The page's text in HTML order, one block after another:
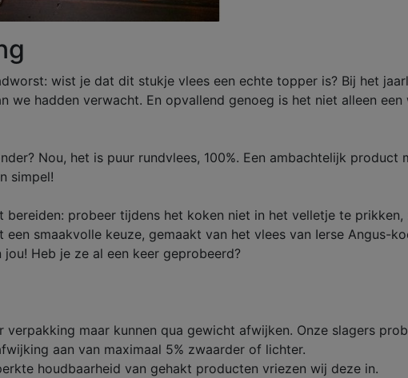
wist je dat dit stukje vlees een echte topper is? Bij het
we hadden verwacht. En opvallend genoeg is het niet alleen
Nou, het is puur rundvlees, 100%. Een ambachtelijk product
simpel!
bereiden: probeer tijdens het koken niet in het velletje te
een smaakvolle keuze, gemaakt van het vlees van Ierse Angus-
Heb je ze al een keer geprobeerd?
verpakking maar kunnen qua gewicht afwijken. Onze slagers
aan van maximaal 5% zwaarder of lichter.
houdbaarheid van gehakt producten vriezen wij deze in.